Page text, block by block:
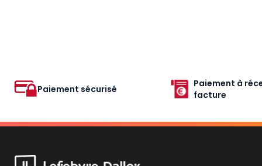
Paiement sécurisé
Paiement à
facture